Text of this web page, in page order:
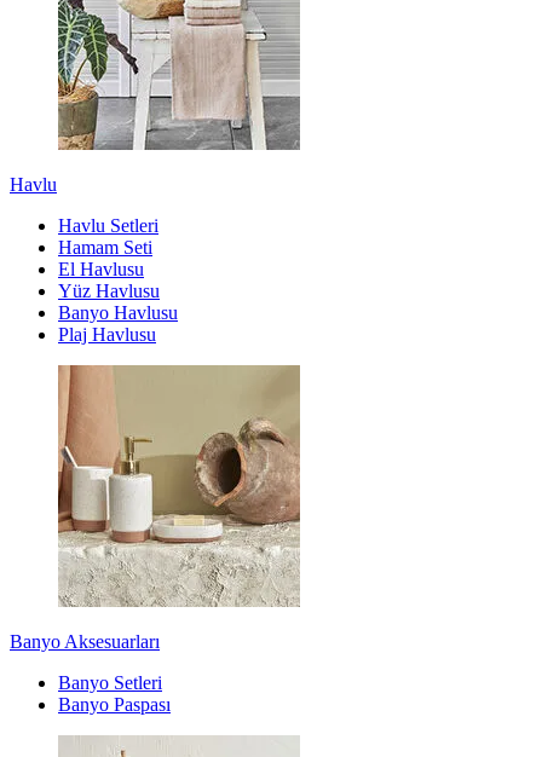
Havlu
Havlu Setleri
Hamam Seti
El Havlusu
Yüz Havlusu
Banyo Havlusu
Plaj Havlusu
Banyo Aksesuarları
Banyo Setleri
Banyo Paspası